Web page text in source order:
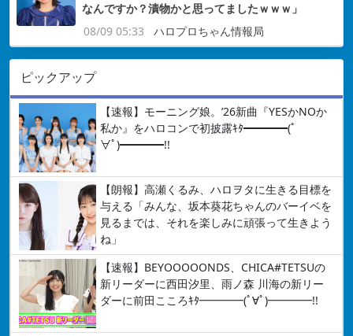
なんですか？漬物かと思ってましたｗｗｗ」
08/09 05:33
ハロプロちゃん情報局
ピックアップ
【速報】モーニング娘。’26新曲『YESかNOか
私か』をハロコンで初披露ｷﾀ━━━━(ﾟ
∀ﾟ)━━━━!!
【朗報】高瀬くるみ、ハロヲタに生きる目標を
与える「みんな、坂本葵花ちゃんのバーイベを
見るまでは、それを楽しみに頑張って生きよう
ね」
【速報】BEYOOOOONDS、CHICA#TETSUの
新リーダーに西田汐里、雨ノ森 川海の新リー
ダーに前田こころｷﾀ━━━━(ﾟ∀ﾟ)━━━━!!